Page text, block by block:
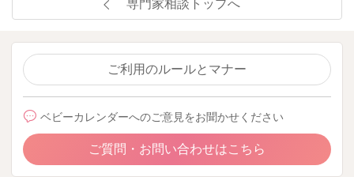
専門家相談トップへ
ご利用のルールとマナー
ベビーカレンダーへのご意見をお聞かせください
ご質問・お問い合わせはこちら